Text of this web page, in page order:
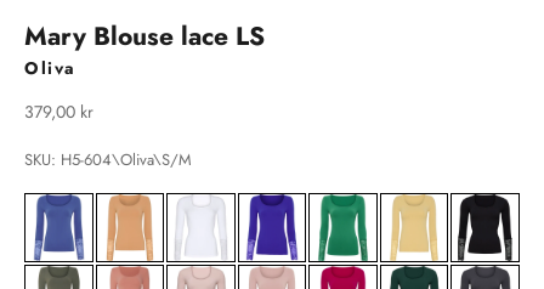
Mary Blouse lace LS
Oliva
Salgspris
379,00 kr
SKU: H5-604\Oliva\S/M